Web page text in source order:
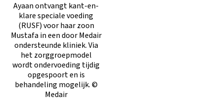
Ayaan ontvangt kant-en-
klare speciale voeding
(RUSF) voor haar zoon
Mustafa in een door Medair
ondersteunde kliniek. Via
het zorggroepmodel
wordt ondervoeding tijdig
opgespoort en is
behandeling mogelijk. ©
Medair